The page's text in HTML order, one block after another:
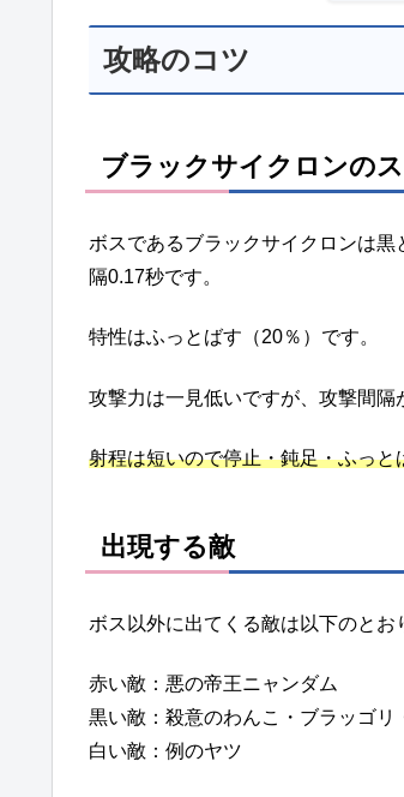
攻略のコツ
ブラックサイクロンの
ボスであるブラックサイクロンは
隔0.17秒です。
特性はふっとばす（20％）です。
攻撃力は一見低いですが、攻撃間隔
射程は短いので停止・鈍足・ふっ
出現する敵
ボス以外に出てくる敵は以下のとお
赤い敵：悪の帝王ニャンダム
黒い敵：殺意のわんこ・ブラッゴリ
白い敵：例のヤツ